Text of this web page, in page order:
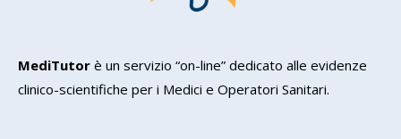
MediTutor è un servizio “on-line” dedicato alle evidenze
clinico-scientifiche per i Medici e Operatori Sanitari.